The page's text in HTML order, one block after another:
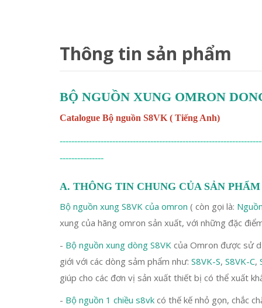
Thông tin sản phẩm
BỘ NGUỒN XUNG OMRON
Catalogue Bộ nguồn S8VK ( Tiếng Anh)
---------------
A. THÔNG TIN CHUNG CỦA SẢN PHẨM
Bộ nguồn xung S8VK của omron ( còn gọi là:
xung của hãng omron sản xuất, với những đặc
- Bộ nguồn xung dòng S8VK của Omron được sử
giới với các dòng sảm phẩm như: S8VK-S, S8VK-C,
giúp cho các đơn vị sản xuất thiết bị có thể xuất
- Bộ nguồn 1 chiều s8vk có thế kế nhỏ gọn, chắc